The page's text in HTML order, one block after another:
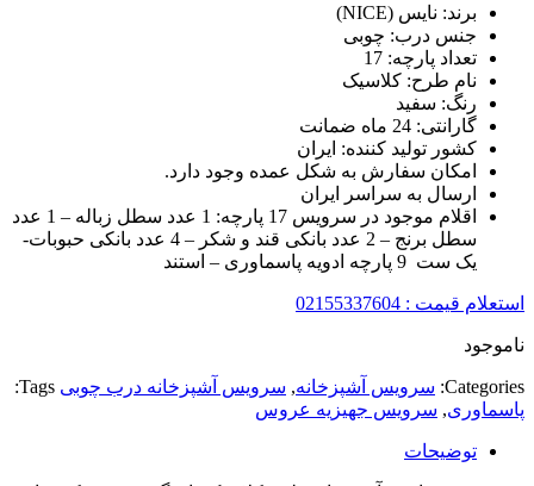
بود.
برند: نایس (NICE)
جنس درب: چوبی
تعداد پارچه: 17
نام طرح: کلاسیک
رنگ: سفید
گارانتی: 24 ماه ضمانت
کشور تولید کننده: ایران
امکان سفارش به شکل عمده وجود دارد.
ارسال به سراسر ایران
اقلام موجود در سرویس 17 پارچه: 1 عدد سطل زباله – 1 عدد
سطل برنج – 2 عدد بانکی قند و شکر – 4 عدد بانکی حبوبات-
یک ست 9 پارچه ادویه پاسماوری – استند
استعلام قیمت : 02155337604
ناموجود
Categories: سرویس آشپزخانه, سرویس آشپزخانه درب چوبی Tags:
پاسماوری, سرویس جهیزیه عروس
توضیحات